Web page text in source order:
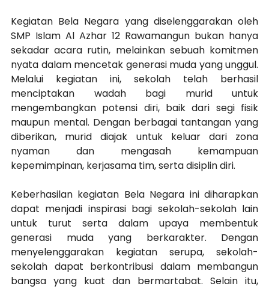
Kegiatan Bela Negara yang diselenggarakan oleh
SMP Islam Al Azhar 12 Rawamangun bukan hanya
sekadar acara rutin, melainkan sebuah komitmen
nyata dalam mencetak generasi muda yang unggul.
Melalui kegiatan ini, sekolah telah berhasil
menciptakan wadah bagi murid untuk
mengembangkan potensi diri, baik dari segi fisik
maupun mental. Dengan berbagai tantangan yang
diberikan, murid diajak untuk keluar dari zona
nyaman dan mengasah kemampuan
kepemimpinan, kerjasama tim, serta disiplin diri.
Keberhasilan kegiatan Bela Negara ini diharapkan
dapat menjadi inspirasi bagi sekolah-sekolah lain
untuk turut serta dalam upaya membentuk
generasi muda yang berkarakter. Dengan
menyelenggarakan kegiatan serupa, sekolah-
sekolah dapat berkontribusi dalam membangun
bangsa yang kuat dan bermartabat. Selain itu,